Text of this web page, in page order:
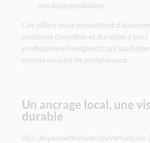
nos équipes dédiées.
Ces piliers nous permettent
solutions concrètes et durables à tous
professionnels exigeants qui
cuisine un outil de performance.
Un ancrage local, une
durable
Afin de permettre une couverture sur